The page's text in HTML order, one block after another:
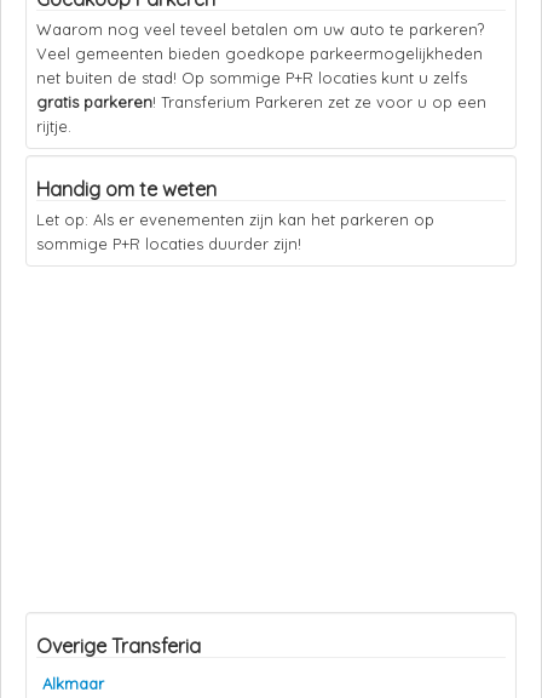
Waarom nog veel teveel betalen om uw auto te parkeren?
Veel gemeenten bieden goedkope parkeermogelijkheden
net buiten de stad! Op sommige P+R locaties kunt u zelfs
gratis parkeren! Transferium Parkeren zet ze voor u op een
rijtje.
Handig om te weten
Let op: Als er evenementen zijn kan het parkeren op
sommige P+R locaties duurder zijn!
Overige Transferia
Alkmaar